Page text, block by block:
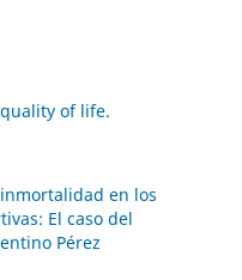
of life.
en los
El caso del
Pérez